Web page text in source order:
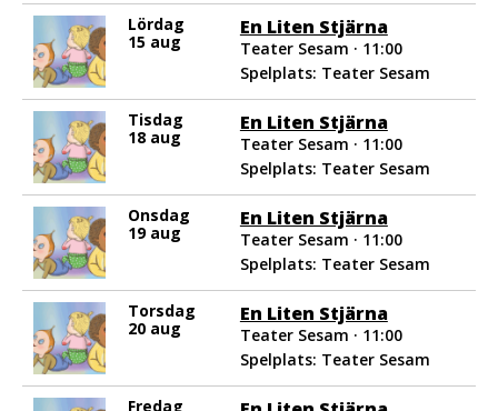
Lördag
15 aug
En Liten Stjärna
Teater Sesam · 11:00
Spelplats: Teater Sesam
Tisdag
18 aug
En Liten Stjärna
Teater Sesam · 11:00
Spelplats: Teater Sesam
Onsdag
19 aug
En Liten Stjärna
Teater Sesam · 11:00
Spelplats: Teater Sesam
Torsdag
20 aug
En Liten Stjärna
Teater Sesam · 11:00
Spelplats: Teater Sesam
Fredag